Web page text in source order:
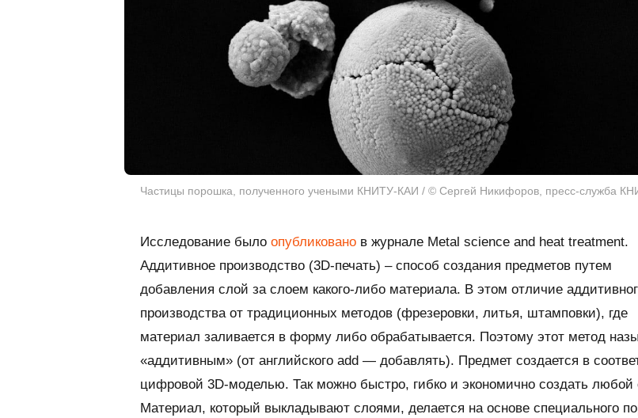
Частицы порошка, полученного учеными КНИТУ-КАИ / © Сергей Никифоров, пресс-служба
Исследование было опубликовано в журнале Metal science and heat treatment.
Аддитивное производство (3D-печать) – способ создания предметов путем
добавления слой за слоем какого-либо материала. В этом отличие
производства от традиционных методов (фрезеровки, литья, штамповки), где
материал заливается в форму либо обрабатывается. Поэтому этот метод
«аддитивным» (от английского add — добавлять). Предмет создается в
цифровой 3D-моделью. Так можно быстро, гибко и экономично создать любой
Материал, который выкладывают слоями, делается на основе специального